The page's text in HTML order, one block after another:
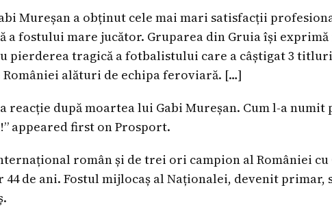
Mureșan a obținut cele mai mari satisfacții
a fostului mare jucător. Gruparea din Gruia își
pierderea tragică a fotbalistului care a câștigat 3 titluri
României alături de echipa feroviară. […]
reacție după moartea lui Gabi Mureșan. Cum l-a
appeared first on Prosport.
român și de trei ori campion al României cu
44 de ani. Fostul mijlocaș al Naționalei, devenit primar,